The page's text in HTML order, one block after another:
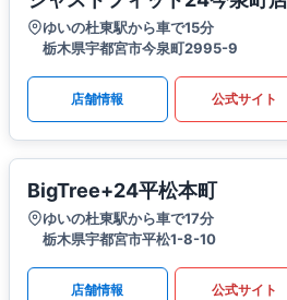
ゆいの杜東駅から車で15分
栃木県宇都宮市今泉町2995-9
店舗情報 公式サイト
BigTree+24平松本町
ゆいの杜東駅から車で17分
栃木県宇都宮市平松1-8-10
店舗情報 公式サイト